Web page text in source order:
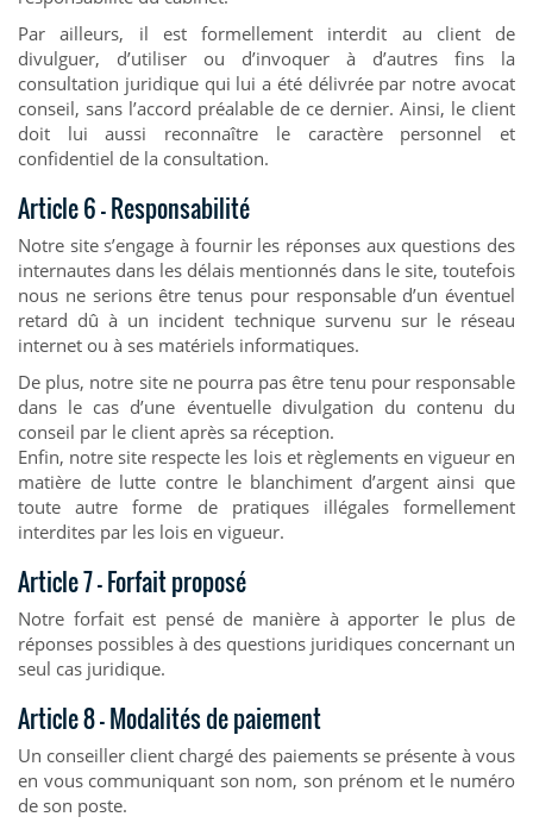
Par ailleurs, il est formellement interdit au client de
divulguer, d’utiliser ou d’invoquer à d’autres fins la
consultation juridique qui lui a été délivrée par notre avocat
conseil, sans l’accord préalable de ce dernier. Ainsi, le client
doit lui aussi reconnaître le caractère personnel et
confidentiel de la consultation.
Article 6 – Responsabilité
Notre site s’engage à fournir les réponses aux questions des
internautes dans les délais mentionnés dans le site, toutefois
nous ne serions être tenus pour responsable d’un éventuel
retard dû à un incident technique survenu sur le réseau
internet ou à ses matériels informatiques.
De plus, notre site ne pourra pas être tenu pour responsable
dans le cas d’une éventuelle divulgation du contenu du
conseil par le client après sa réception.
Enfin, notre site respecte les lois et règlements en vigueur en
matière de lutte contre le blanchiment d’argent ainsi que
toute autre forme de pratiques illégales formellement
interdites par les lois en vigueur.
Article 7 – Forfait proposé
Notre forfait est pensé de manière à apporter le plus de
réponses possibles à des questions juridiques concernant un
seul cas juridique.
Article 8 – Modalités de paiement
Un conseiller client chargé des paiements se présente à vous
en vous communiquant son nom, son prénom et le numéro
de son poste.